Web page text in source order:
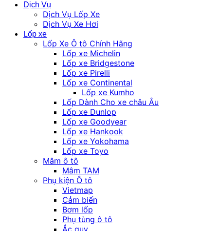
Dịch Vụ
Dịch Vụ Lốp Xe
Dịch Vụ Xe Hơi
Lốp xe
Lốp Xe Ô tô Chính Hãng
Lốp xe Michelin
Lốp xe Bridgestone
Lốp xe Pirelli
Lốp xe Continental
Lốp xe Kumho
Lốp Dành Cho xe châu Âu
Lốp xe Dunlop
Lốp xe Goodyear
Lốp xe Hankook
Lốp xe Yokohama
Lốp xe Toyo
Mâm ô tô
Mâm TAM
Phụ kiện Ô tô
Vietmap
Cảm biến
Bơm lốp
Phụ tùng ô tô